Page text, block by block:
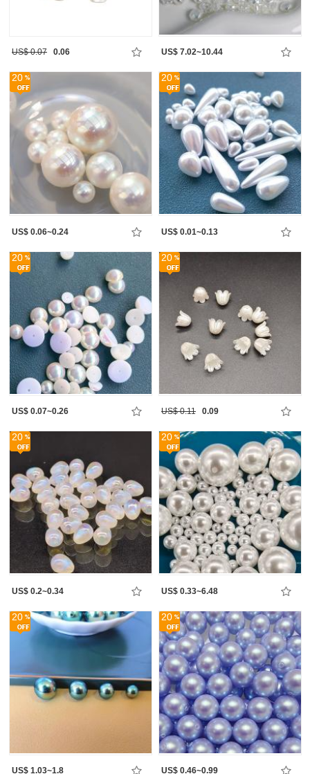
US$ 0.07 0.06 US$ 7.02~10.44
20
US$ 0.06~0.24
20
US$ 0.01~0.13
20
US$ 0.07~0.26
20
US$ 0.11 0.09
20
US$ 0.2~0.34
20
US$ 0.33~6.48
20
US$ 1.03~1.8
20
US$ 0.46~0.99